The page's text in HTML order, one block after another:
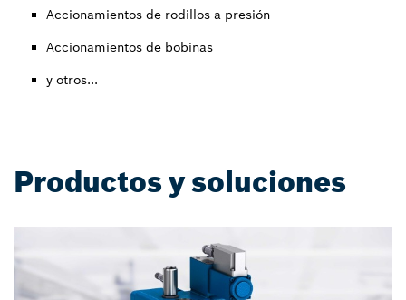
Accionamientos de rodillos a presión
Accionamientos de bobinas
y otros...
Productos y soluciones